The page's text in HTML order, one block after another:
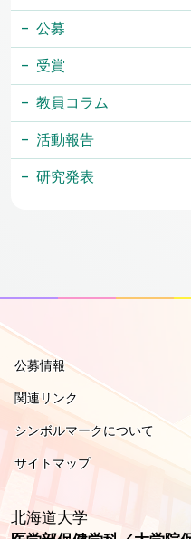
公募
受賞
教員コラム
活動報告
研究発表
北海道大学
公募情報
関連リンク
シンボルマークについて
サイトマップ